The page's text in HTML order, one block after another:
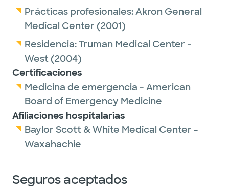
Prácticas profesionales:Akron General
Medical Center (2001)
Residencia:Truman Medical Center -
West(2004)
Certificaciones
Medicina de emergencia - American
Board of Emergency Medicine
Afiliaciones hospitalarias
Baylor Scott & White Medical Center -
Waxahachie
Seguros aceptados